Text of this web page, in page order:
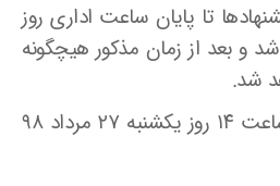
تا پایان ساعت اداری روز
۹۸ می باشد و بعد از زمان مذکور هیچگونه
شد.
جلسه بازگشایی پاکات ساعت ۱۴ روز یکشنبه ۲۷ مرداد ۹۸